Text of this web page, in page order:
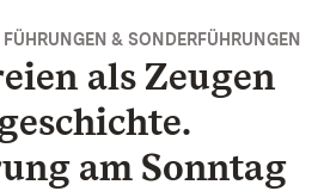
& SONDERFÜHRUNGEN
als Zeugen
am Sonntag